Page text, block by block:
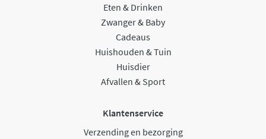
Eten & Drinken
Zwanger & Baby
Cadeaus
Huishouden & Tuin
Huisdier
Afvallen & Sport
Klantenservice
Verzending en bezorging